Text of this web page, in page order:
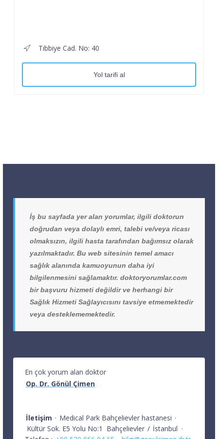
Tıbbiye Cad. No: 40
Yol tarifi al
İş bu sayfada yer alan yorumlar, ilgili doktorun
doğrudan veya dolaylı emri, talebi ve/veya ricası
olmaksızın, ilgili hasta tarafından bağımsız olarak
yazılmaktadır. Bu web sitesinin temel amacı
sağlık alanında kamuoyunun daha iyi
bilgilenmesini sağlamaktır. doktoryorumlar.com
bir başvuru hizmeti değildir ve herhangi bir
Sağlık Hizmeti Sağlayıcısını tavsiye etmemektedir
veya desteklememektedir.
En çok yorum alan doktor
Op. Dr. Gönül Çimen
İletişim · Medical Park Bahçelievler hastanesi ·
Kültür Sok. E5 Yolu No:1
Bahçelievler / İstanbul ·